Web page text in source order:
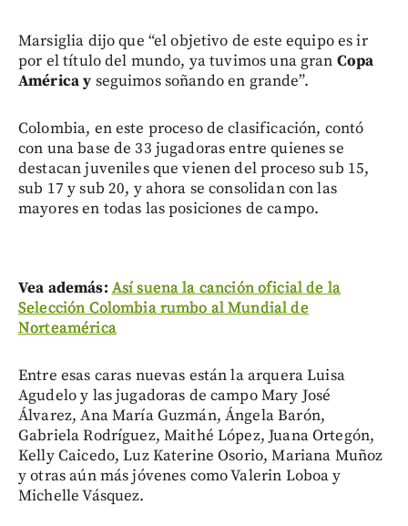
Marsiglia dijo que “el objetivo de este equipo es ir
por el título del mundo, ya tuvimos una gran Copa
América y seguimos soñando en grande”.
Colombia, en este proceso de clasificación, contó
con una base de 33 jugadoras entre quienes se
destacan juveniles que vienen del proceso sub 15,
sub 17 y sub 20, y ahora se consolidan con las
mayores en todas las posiciones de campo.
Vea además: Así suena la canción oficial de la
Selección Colombia rumbo al Mundial de
Norteamérica
Entre esas caras nuevas están la arquera Luisa
Agudelo y las jugadoras de campo Mary José
Álvarez, Ana María Guzmán, Ángela Barón,
Gabriela Rodríguez, Maithé López, Juana Ortegón,
Kelly Caicedo, Luz Katerine Osorio, Mariana Muñoz
y otras aún más jóvenes como Valerin Loboa y
Michelle Vásquez.